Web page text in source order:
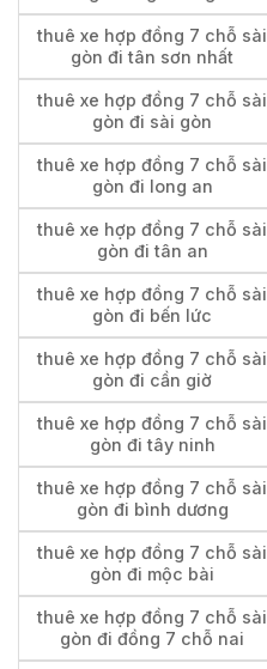
thuê xe hợp đồng 7 chỗ sài
gòn đi tân sơn nhất
thuê xe hợp đồng 7 chỗ sài
gòn đi sài gòn
thuê xe hợp đồng 7 chỗ sài
gòn đi long an
thuê xe hợp đồng 7 chỗ sài
gòn đi tân an
thuê xe hợp đồng 7 chỗ sài
gòn đi bến lức
thuê xe hợp đồng 7 chỗ sài
gòn đi cần giờ
thuê xe hợp đồng 7 chỗ sài
gòn đi tây ninh
thuê xe hợp đồng 7 chỗ sài
gòn đi bình dương
thuê xe hợp đồng 7 chỗ sài
gòn đi mộc bài
thuê xe hợp đồng 7 chỗ sài
gòn đi đồng 7 chỗ nai